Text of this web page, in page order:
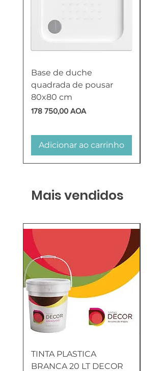
Base de duche
quadrada de pousar
80x80 cm
Preço
178 750,00 AOA
Adicionar ao carrinho
Mais vendidos
TINTA PLASTICA
BRANCA 20 LT DECOR